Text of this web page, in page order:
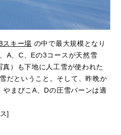
スキー場 の中で最大規模となり
A、C、Eの3コースが天然雪
）も下地に人工雪が使われた
だということ。そして、昨晩か
まびこA、Dの圧雪バーンは適
]